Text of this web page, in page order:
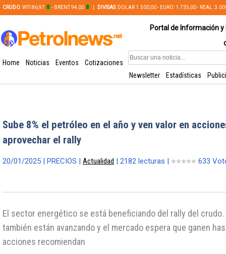
CRUDO: WTI 86,97 - BRENT 94,00 DIVISAS: DOLAR 1.500,00 - EURO: 1.735,00 - REAL:
Portal de Información
Home Noticias Eventos
Cotizaciones
Newsletter
Estadísticas
Sube 8% el petróleo en el año y ven valor en
aprovechar el rally
20/01/2025 | PRECIOS | Actualidad | 2182 lecturas | 633
El sector energético se está beneficiando del rally del
también están avanzando y el mercado espera que ganen
acciones recomiendan